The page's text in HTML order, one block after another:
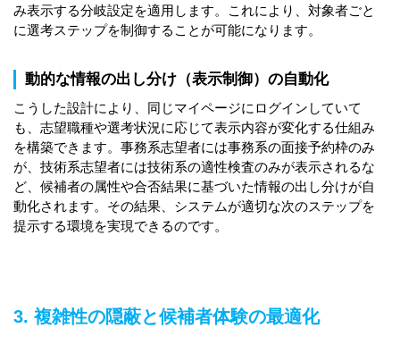
み表示する分岐設定を適用します。これにより、対象者ごと
に選考ステップを制御することが可能になります。
動的な情報の出し分け（表示制御）の自動化
こうした設計により、同じマイページにログインしていて
も、志望職種や選考状況に応じて表示内容が変化する仕組み
を構築できます。事務系志望者には事務系の面接予約枠のみ
が、技術系志望者には技術系の適性検査のみが表示されるな
ど、候補者の属性や合否結果に基づいた情報の出し分けが自
動化されます。その結果、システムが適切な次のステップを
提示する環境を実現できるのです。
3. 複雑性の隠蔽と候補者体験の最適化